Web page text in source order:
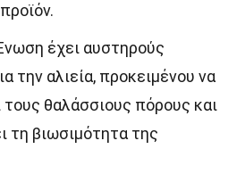
έχει αυστηρούς
την αλιεία, προκειμένου να
θαλάσσιους πόρους και
τη βιωσιμότητα της